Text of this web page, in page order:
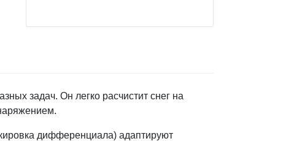
задач. Он легко расчистит снег на
дифференциала) адаптируют